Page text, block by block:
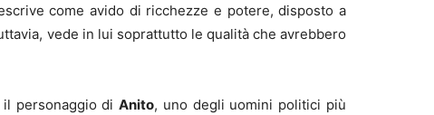
come avido di ricchezze e potere, disposto a
vede in lui soprattutto le qualità che avrebbero
il personaggio diAnito, uno degli uomini politici più